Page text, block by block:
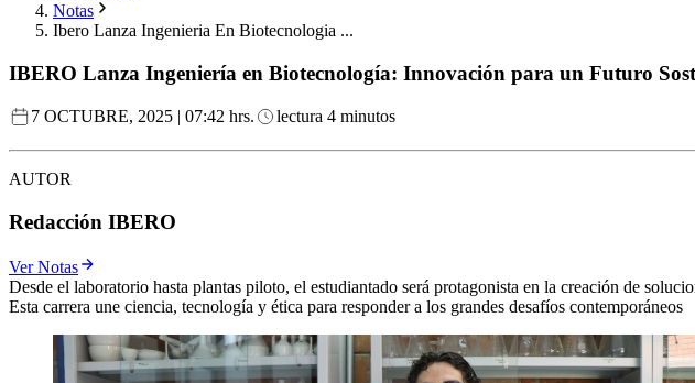
Notas
Ibero Lanza Ingenieria En Biotecnologia ...
IBERO Lanza Ingeniería en Biotecnología: Innovación para un Futuro
7 OCTUBRE, 2025 | 07:42 hrs. lectura 4 minutos
AUTOR
Redacción IBERO
Ver Notas
Desde el laboratorio hasta plantas piloto, el estudiantado será protagonista en la creación de
Esta carrera une ciencia, tecnología y ética para responder a los grandes desafíos contemporáneos